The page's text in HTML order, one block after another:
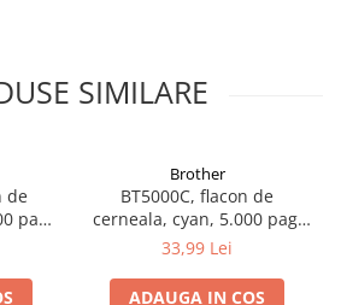
SIMILARE
de
pag,
Brother
BT5000C, flacon de
cerneala, cyan, 5.000 pag,
Ink Benefit DCP-
33,99 Lei
ADAUGA IN COS